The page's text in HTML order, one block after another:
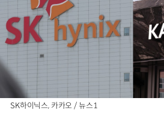
SK하이닉스, 카카오 / 뉴스1